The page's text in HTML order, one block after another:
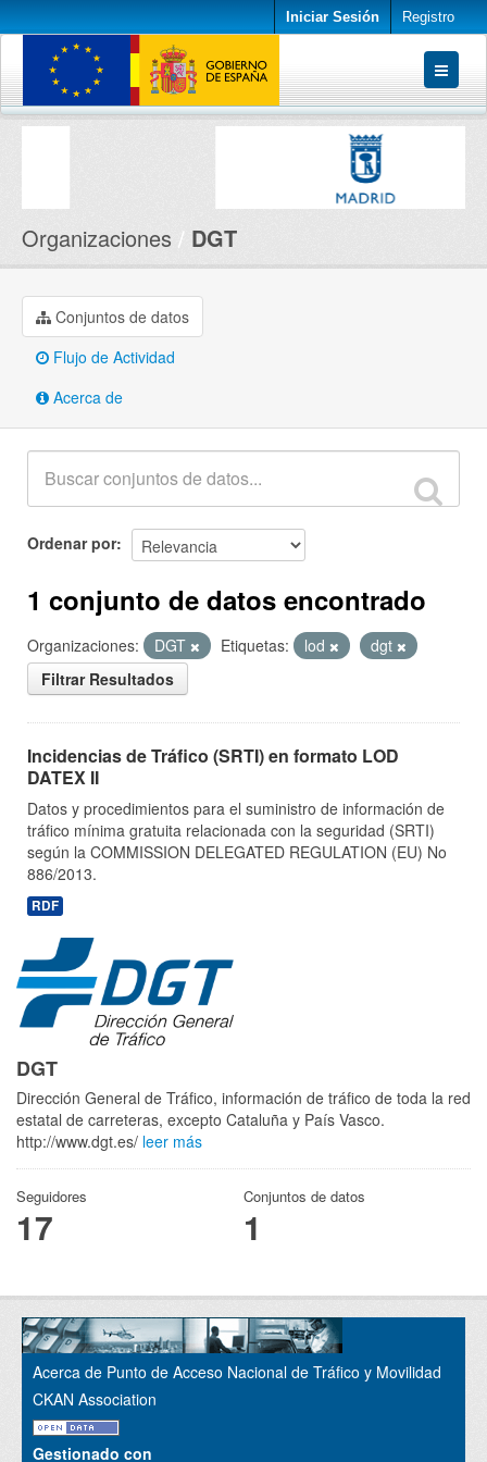
Iniciar Sesión Registro
Conjuntos de datos
Organizaciones DGT
Conjuntos de datos
Flujo de Actividad
Acerca de
Ordenar por
1 conjunto de datos encontrado
Organizaciones: DGT Etiquetas: lod
dgt
Filtrar Resultados
Incidencias de Tráfico (SRTI) en formato LOD
DATEX II
Datos y procedimientos para el suministro de información de
tráfico mínima gratuita relacionada con la seguridad (SRTI)
según la COMMISSION DELEGATED REGULATION (EU) No
886/2013.
RDF
DGT
Dirección General de Tráfico, información de tráfico de toda la red
estatal de carreteras, excepto Cataluña y País Vasco.
http://www.dgt.es/ leer más
Seguidores
17
Conjuntos de datos
1
Acerca de Punto de Acceso Nacional de Tráfico y Movilidad
CKAN Association
Gestionado con